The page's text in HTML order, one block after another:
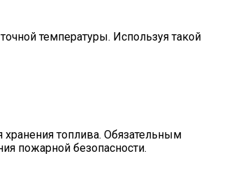
температуры. Используя такой
топлива. Обязательным
пожарной безопасности.